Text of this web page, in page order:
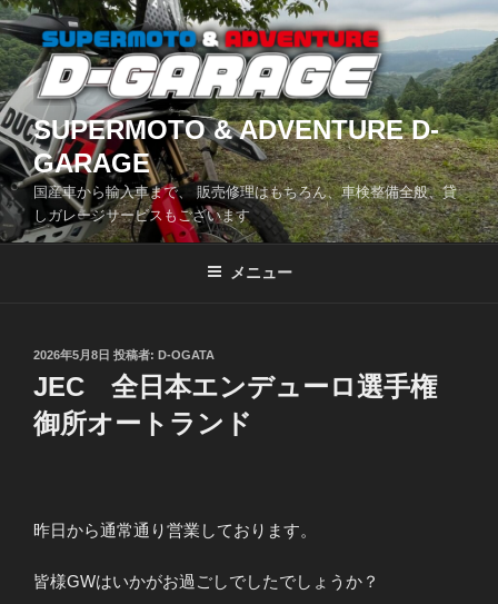
コ
ン
テ
ン
ツ
へ
ス
キ
ッ
SUPERMOTO & ADVENTURE D-
GARAGE
国産車から輸入車まで、 販売修理はもちろん、車検整備全般、貸
しガレージサービスもございます
メニュー
投
稿
日:
2026年5月8日 投稿者: D-OGATA
JEC 全日本エンデューロ選手権
御所オートランド
昨日から通常通り営業しております。
皆様GWはいかがお過ごしでしたでしょうか？